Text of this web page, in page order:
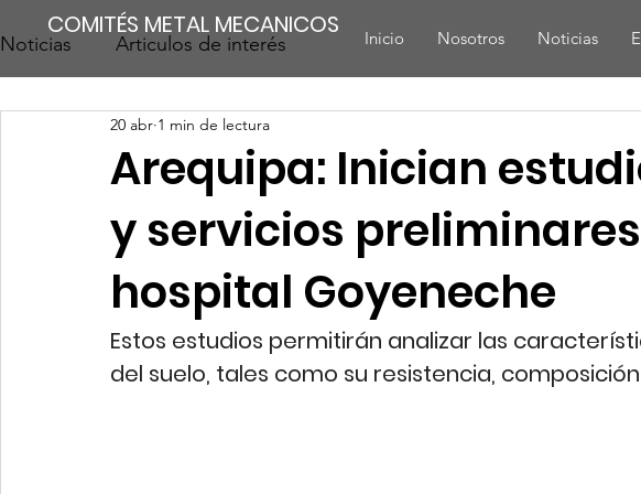
COMITÉS METAL MECANICOS Inicio Nosotros Noticias
Noticias Articulos de interés
Arequipa: Inician
y servicios
hospital Goyeneche
20 abr 1 min de lectura
Estos estudios permitirán analizar las
del suelo, tales como su resistencia,